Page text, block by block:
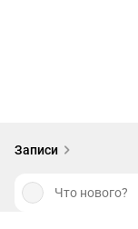
Записи
Что нового?